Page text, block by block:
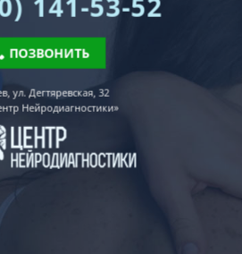
ПОЗВОНИТЬ
ул. Дегтяревская, 32
Нейродиагностики»